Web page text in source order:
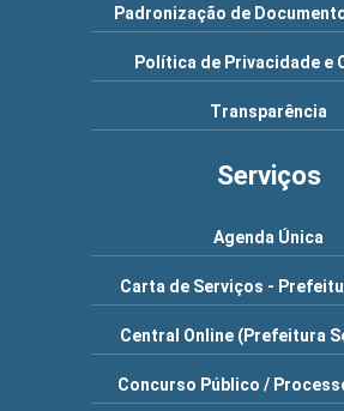
Padronização de
Política de Privacidade e
Transparência
Serviços
Agenda Única
Carta de Serviços -
Central Online (Prefeitura
Concurso Público /